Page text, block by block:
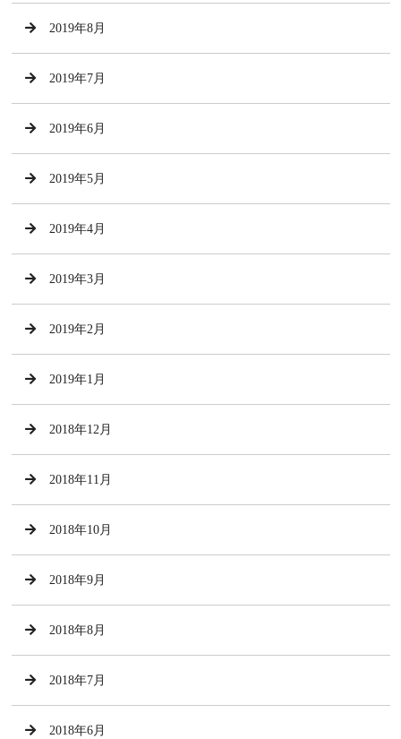
2019年8月
2019年7月
2019年6月
2019年5月
2019年4月
2019年3月
2019年2月
2019年1月
2018年12月
2018年11月
2018年10月
2018年9月
2018年8月
2018年7月
2018年6月